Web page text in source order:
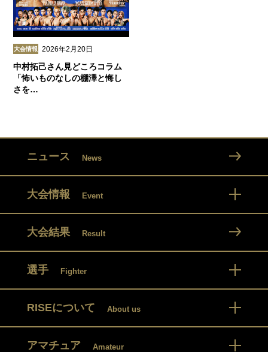
大会情報 2026年2月20日
中村拓己さん見どころコラム
「怖いものなしの棚澤と悔し
さを…
ニュース News
大会情報 Event
大会結果 Result
選手 Fighter
RISEについて About us
アマチュア Amateur